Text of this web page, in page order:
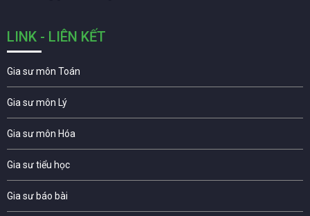
LINK - LIÊN KẾT
Gia sư môn Toán
Gia sư môn Lý
Gia sư môn Hóa
Gia sư tiểu học
Gia sư báo bài